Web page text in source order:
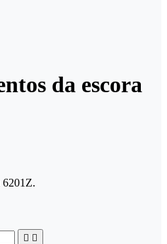
da escora
6201Z.
 